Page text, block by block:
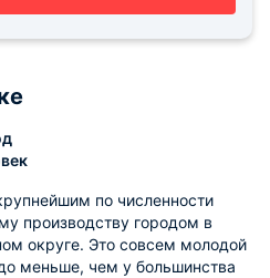
по численности
производству городом в
округе. Это совсем молодой
меньше, чем у большинства